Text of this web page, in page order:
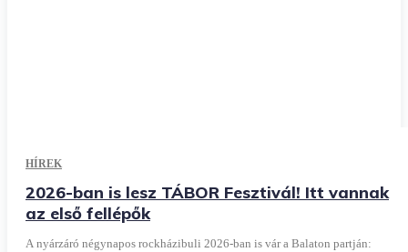
HÍREK
2026-ban is lesz TÁBOR Fesztivál! Itt vannak
az első fellépők
A nyárzáró négynapos rockházibuli 2026-ban is vár a Balaton partján: